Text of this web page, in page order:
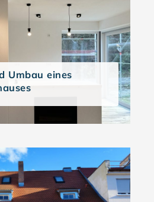
Umbau eines